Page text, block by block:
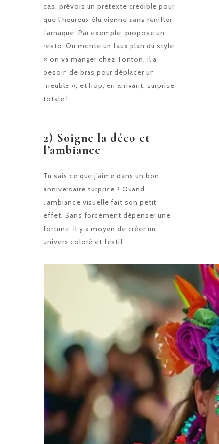
cas, prévois un prétexte crédible pour
que l’heureux élu vienne sans renifler
l’arnaque. Par exemple, propose un
resto. Ou monte un faux plan du style
« on va manger chez Tonton, il a
besoin de bras pour déplacer un
meuble », et hop, en arrivant, surprise
totale !
2) Soigne la déco et
l’ambiance
Tu sais ce que j’aime dans un bon
anniversaire surprise ? Quand
l’ambiance visuelle fait son petit
effet. Sans forcément dépenser une
fortune, il y a moyen de créer un
univers coloré et festif.